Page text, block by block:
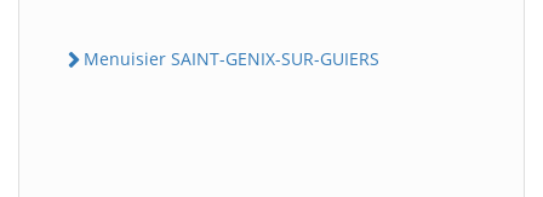
Menuisier SAINT-GENIX-SUR-GUIERS